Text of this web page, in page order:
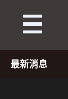
最新消息